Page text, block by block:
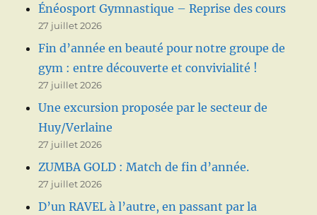
Énéosport Gymnastique – Reprise des cours
27 juillet 2026
Fin d’année en beauté pour notre groupe de
gym : entre découverte et convivialité !
27 juillet 2026
Une excursion proposée par le secteur de
Huy/Verlaine
27 juillet 2026
ZUMBA GOLD : Match de fin d’année.
27 juillet 2026
D’un RAVEL à l’autre, en passant par la